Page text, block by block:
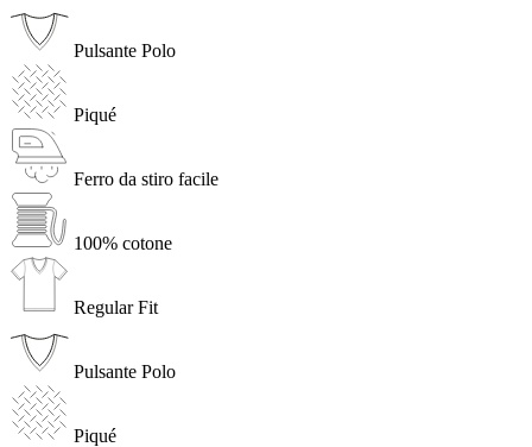
Pulsante Polo
Piqué
Ferro da stiro facile
100% cotone
Regular Fit
Pulsante Polo
Piqué